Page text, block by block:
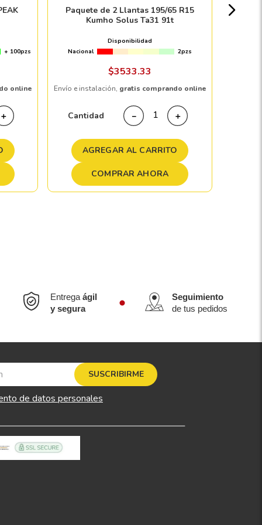
+ 100pzs
online
＋
Paquete de 2 Llantas 195/65 R15
Kumho Solus Ta31 91t
Disponibilidad
Nacional
2pzs
$3533.33
Envío e instalación, gratis comprando online
Cantidad ＋
－
AGREGAR AL CARRITO
COMPRAR AHORA
Entregaágil
y segura
Seguimiento
de tus pedidos
SUSCRIBIRME
de datos personales